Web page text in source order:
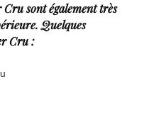
sont également très
Quelques
Cru :